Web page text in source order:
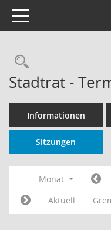
Toggle navigation
Stadtrat -
Informationen
Sitzungen
Monat
Aktuell